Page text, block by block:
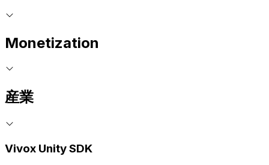
Monetization
産業
Vivox Unity SDK